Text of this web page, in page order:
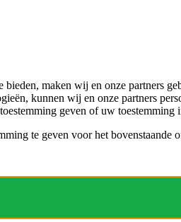
bieden, maken wij en onze partners
kunnen wij en onze partners
geven of uw
te geven voor het bovenstaande